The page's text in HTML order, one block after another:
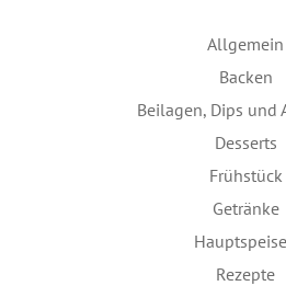
Allgemein
Backen
Beilagen, Dips und
Desserts
Frühstück
Getränke
Rezepte